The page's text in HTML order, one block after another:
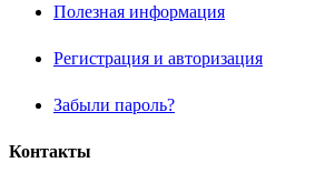
Полезная информация
Регистрация и авторизация
Забыли пароль?
Контакты